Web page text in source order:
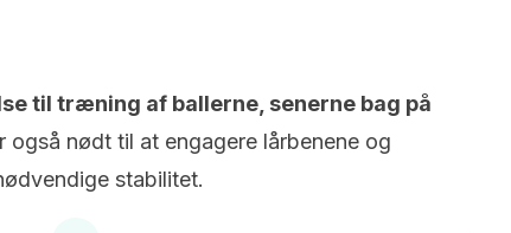
til træning af ballerne, senerne bag på
også nødt til at engagere lårbenene og
stabilitet.